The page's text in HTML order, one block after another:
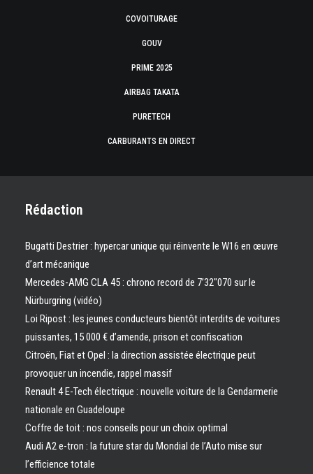
COVOITURAGE
GOUV
PRIME 2025
AIRBAG TAKATA
PURETECH
CARBURANTS EN DIRECT
Rédaction
Bugatti Destrier : hypercar unique qui réinvente le W16 en œuvre
d’art mécanique
Mercedes-AMG CLA 45 : chrono record de 7’32″070 sur le
Nürburgring (vidéo)
Loi Ripost : les jeunes conducteurs bientôt interdits de voitures
puissantes, 15 000 € d’amende, prison et confiscation
Citroën, Fiat et Opel : la direction assistée électrique peut
provoquer un incendie, rappel massif
Renault 4 E-Tech électrique : nouvelle voiture de la Gendarmerie
nationale en Guadeloupe
Coffre de toit : nos conseils pour un choix optimal
Audi A2 e-tron : la future star du Mondial de l’Auto mise sur
l’efficience totale